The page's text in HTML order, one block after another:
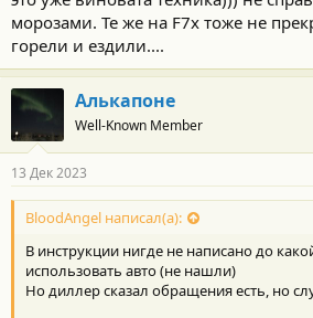
морозами. Те же на F7x тоже не
горели и ездили....
Алькапоне
Well-Known Member
13 Дек 2023
BloodAngel написал(а):
В инструкции нигде не написано до
использовать авто (не нашли)
Но диллер сказал обращения есть, но